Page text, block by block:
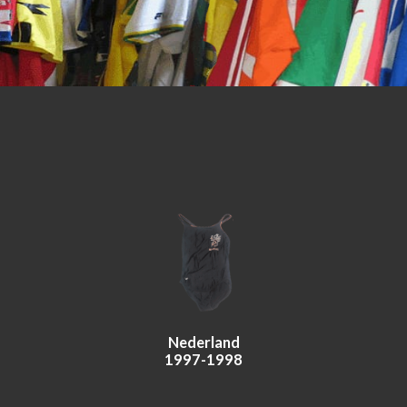
Nederland
1997-1998